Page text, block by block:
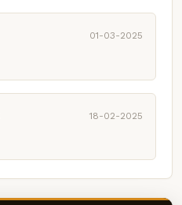
01-03-2025
18-02-2025